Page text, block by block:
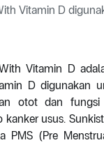
Vitamin D
Vitamin D
D digunakan
otot dan
kanker usus.
PMS (Pre